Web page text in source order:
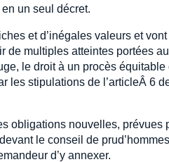
un seul décret.
et d’inégales valeurs et
de multiples atteintes portées
le droit à un procès
les stipulations de l’articleÂ 6
obligations nouvelles, prévues
le conseil de
d’y annexer.